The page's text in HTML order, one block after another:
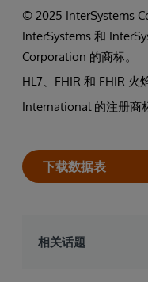
© 2025 InterSystems
InterSystems 和
Corporation 的商标。
HL7、FHIR 和 FHIR 火
International 的注册商
下载数据表
相关话题